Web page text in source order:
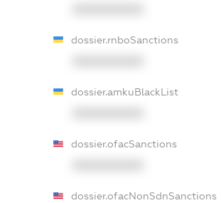
dossier.rnboSanctions
dossier.amkuBlackList
dossier.ofacSanctions
dossier.ofacNonSdnSanctions